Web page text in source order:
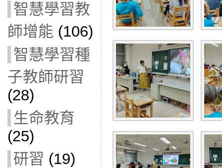
智慧學習教
師增能 (106)
智慧學習種
子教師研習
(28)
生命教育
(25)
研習 (19)